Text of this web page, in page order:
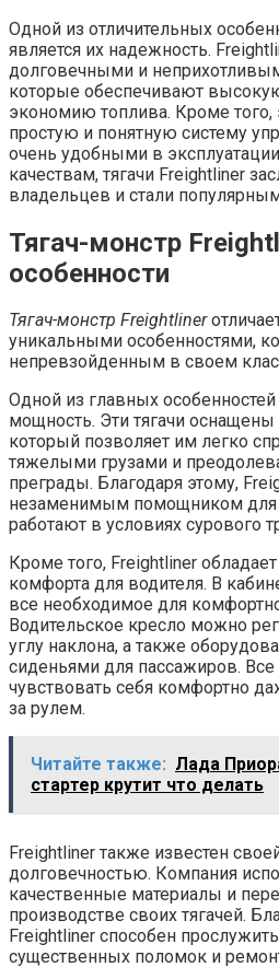
Одной из отличительных
является их надежность.
долговечными и
которые обеспечивают
экономию топлива. Кроме того,
простую и понятную систему
очень удобными в
качествам, тягачи Freightliner
владельцев и стали
Тягач-монстр
особенности
Тягач-монстр Freightliner
уникальными особенностями,
непревзойденным в своем
Одной из главных особенностей
мощность. Эти тягачи
который позволяет им легко
тяжелыми грузами и
преграды. Благодаря этому,
незаменимым помощником для
работают в условиях сурового
Кроме того, Freightliner
комфорта для водителя. В
все необходимое для
Водительское кресло можно
углу наклона, а также
сиденьями для пассажиров.
чувствовать себя комфортно
за рулем.
Читайте также: Лада
стартер крутит что делать
Freightliner также известен
долговечностью. Компания
качественные материалы и
производстве своих тягачей.
Freightliner способен
существенных поломок и